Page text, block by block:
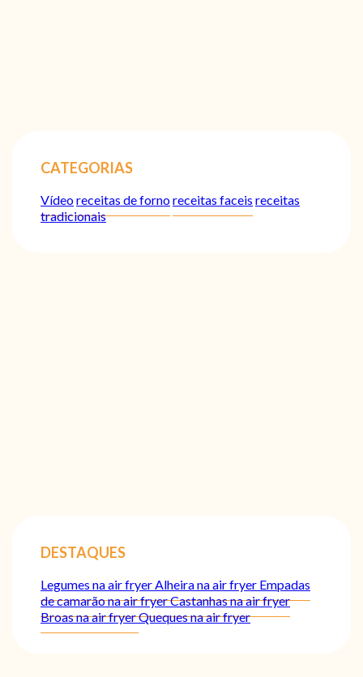
CATEGORIAS
Vídeoreceitas de fornoreceitas faceis receitas
tradicionais
DESTAQUES
Legumes na air fryer Alheira na air fryer Empadas
de camarão na air fryerCastanhas na air fryer
Broas na air fryerQueques na air fryer